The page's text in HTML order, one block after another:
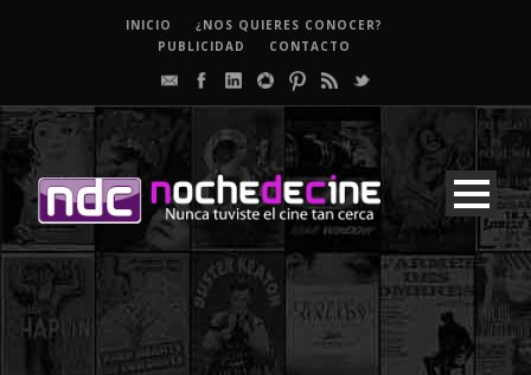
INICIO
¿NOS QUIERES CONOCER?
PUBLICIDAD
CONTACTO